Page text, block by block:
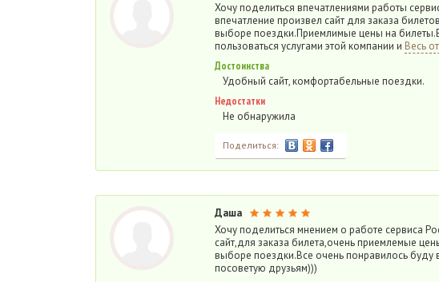
Хочу поделиться впечатлениями работы
впечатление произвел сайт для заказа
выборе поездки.Приемлимые цены на
пользоваться услугами этой компании и Весь
Достоинства
Удобный сайт, комфортабельные поездки.
Недостатки
Не обнаружила
Поделиться:
Даша
Хочу поделиться мнением о работе сервиса
сайт,для заказа билета,очень приемлемые
выборе поездки.Все очень понравилось буду
посоветую друзьям)))